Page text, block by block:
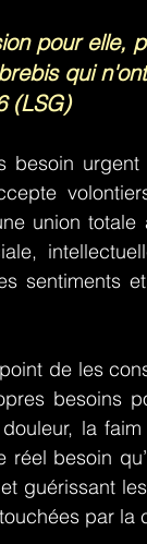
pour elle,
qui
(LSG)
besoin
union
sentiments
de les
besoins
la
besoin
guérissant
par la